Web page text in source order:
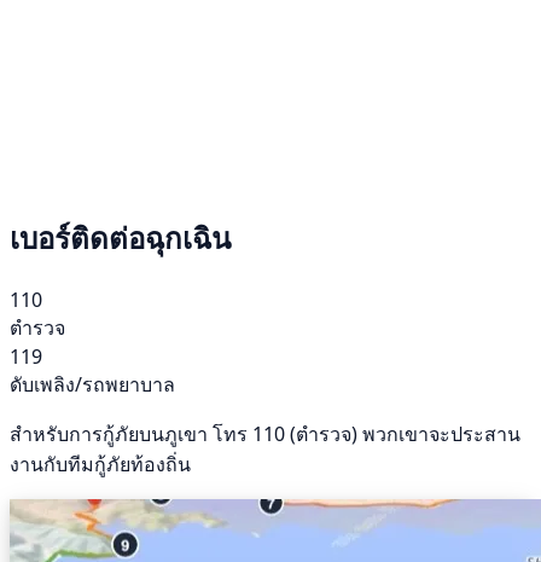
เบอร์ติดต่อฉุกเฉิน
110
ตำรวจ
119
ดับเพลิง/รถพยาบาล
สำหรับการกู้ภัยบนภูเขา โทร 110 (ตำรวจ) พวกเขาจะประสาน
งานกับทีมกู้ภัยท้องถิ่น